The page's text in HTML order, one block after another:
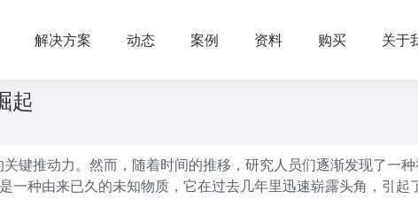
解决方案 动态 案例 资料 购买 关于
起
键推动力。然而，随着时间的推移，研究人员们逐渐发现了一
一种由来已久的未知物质，它在过去几年里迅速崭露头角，引起